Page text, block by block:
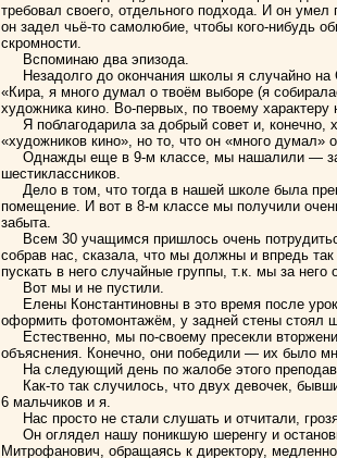
требовал своего, отдельного подхода. И он
он задел чьё-то самолюбие, чтобы кого-нибудь
скромности.
Вспоминаю два эпизода.
Незадолго до окончания школы я случайно
«Кира, я много думал о твоём выборе (я
художника кино. Во-первых, по твоему
Я поблагодарила за добрый совет и, конечно,
«художников кино», но то, что он «много
Однажды еще в 9-м классе, мы нашалили —
шестиклассников.
Дело в том, что тогда в нашей школе была
помещение. И вот в 8-м классе мы получили
забыта.
Всем 30 учащимся пришлось очень
собрав нас, сказала, что мы должны и впредь
пускать в него случайные группы, т.к. мы за него
Вот мы и не пустили.
Елены Константиновны в это время после
оформить фотомонтажём, у задней стены стоял
Естественно, мы по-своему пресекли
объяснения. Конечно, они победили — их было
На следующий день по жалобе этого
Как-то так случилось, что двух девочек,
6 мальчиков и я.
Нас просто не стали слушать и отчитали,
Он оглядел нашу поникшую шеренгу и
Митрофанович, обращаясь к директору,